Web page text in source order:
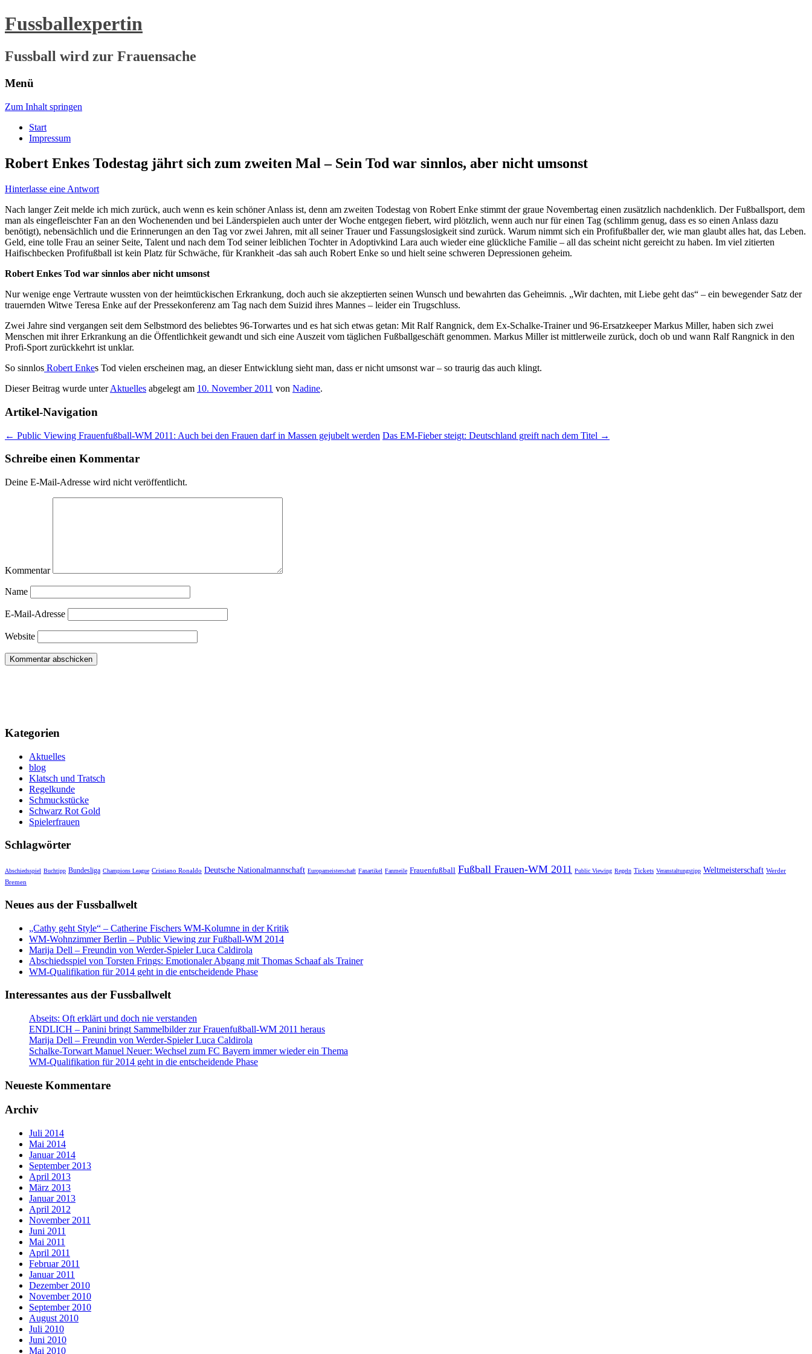
Fussballexpertin
Fussball wird zur Frauensache
Menü
Zum Inhalt springen
Start
Impressum
Robert Enkes Todestag jährt sich zum zweiten Mal – Sein Tod war sinnlos, aber nicht umsonst
Hinterlasse eine Antwort
Nach langer Zeit melde ich mich zurück, auch wenn es kein schöner Anlass ist, denn am zweiten Todestag von Robert Enke stimmt der graue Novembertag einen zusätzlich nachdenklich. Der Fußballsport, dem
man als eingefleischter Fan an den Wochenenden und bei Länderspielen auch unter der Woche entgegen fiebert, wird plötzlich, wenn auch nur für einen Tag (schlimm genug, dass es so einen Anlass dazu
benötigt), nebensächlich und die Erinnerungen an den Tag vor zwei Jahren, mit all seiner Trauer und Fassungslosigkeit sind zurück. Warum nimmt sich ein Profifußballer der, wie man glaubt alles hat, das Leben.
Geld, eine tolle Frau an seiner Seite, Talent und nach dem Tod seiner leiblichen Tochter in Adoptivkind Lara auch wieder eine glückliche Familie – all das scheint nicht gereicht zu haben. Im viel zitierten
Haifischbecken Profifußball ist kein Platz für Schwäche, für Krankheit -das sah auch Robert Enke so und hielt seine schweren Depressionen geheim.
Robert Enkes Tod war sinnlos aber nicht umsonst
Nur wenige enge Vertraute wussten von der heimtückischen Erkrankung, doch auch sie akzeptierten seinen Wunsch und bewahrten das Geheimnis. „Wir dachten, mit Liebe geht das“ – ein bewegender Satz der
trauernden Witwe Teresa Enke auf der Pressekonferenz am Tag nach dem Suizid ihres Mannes – leider ein Trugschluss.
Zwei Jahre sind vergangen seit dem Selbstmord des beliebtes 96-Torwartes und es hat sich etwas getan: Mit Ralf Rangnick, dem Ex-Schalke-Trainer und 96-Ersatzkeeper Markus Miller, haben sich zwei
Menschen mit ihrer Erkrankung an die Öffentlichkeit gewandt und sich eine Auszeit vom täglichen Fußballgeschäft genommen. Markus Miller ist mittlerweile zurück, doch ob und wann Ralf Rangnick in den
Profi-Sport zurückkehrt ist unklar.
So sinnlos Robert Enkes Tod vielen erscheinen mag, an dieser Entwicklung sieht man, dass er nicht umsonst war – so traurig das auch klingt.
Dieser Beitrag wurde unterAktuelles abgelegt am 10. November 2011 von Nadine.
Artikel-Navigation
← Public Viewing Frauenfußball-WM 2011: Auch bei den Frauen darf in Massen gejubelt werden Das EM-Fieber steigt: Deutschland greift nach dem Titel →
Schreibe einen Kommentar
Deine E-Mail-Adresse wird nicht veröffentlicht.
Kommentar
Name
E-Mail-Adresse
Website
Kategorien
Aktuelles
blog
Klatsch und Tratsch
Regelkunde
Schmuckstücke
Schwarz Rot Gold
Spielerfrauen
Schlagwörter
Abschiedsspiel Buchtipp Bundesliga Champions League Cristiano Ronaldo Deutsche Nationalmannschaft Europameisterschaft Fanartikel Fanmeile Frauenfußball Fußball Frauen-WM 2011 Public Viewing Regeln Tickets Veranstaltungstipp Weltmeisterschaft Werder
Bremen
Neues aus der Fussballwelt
„Cathy geht Style“ – Catherine Fischers WM-Kolumne in der Kritik
WM-Wohnzimmer Berlin – Public Viewing zur Fußball-WM 2014
Marija Dell – Freundin von Werder-Spieler Luca Caldirola
Abschiedsspiel von Torsten Frings: Emotionaler Abgang mit Thomas Schaaf als Trainer
WM-Qualifikation für 2014 geht in die entscheidende Phase
Interessantes aus der Fussballwelt
Abseits: Oft erklärt und doch nie verstanden
ENDLICH – Panini bringt Sammelbilder zur Frauenfußball-WM 2011 heraus
Marija Dell – Freundin von Werder-Spieler Luca Caldirola
Schalke-Torwart Manuel Neuer: Wechsel zum FC Bayern immer wieder ein Thema
WM-Qualifikation für 2014 geht in die entscheidende Phase
Neueste Kommentare
Archiv
Juli 2014
Mai 2014
Januar 2014
September 2013
April 2013
März 2013
Januar 2013
April 2012
November 2011
Juni 2011
Mai 2011
April 2011
Februar 2011
Januar 2011
Dezember 2010
November 2010
September 2010
August 2010
Juli 2010
Juni 2010
Mai 2010